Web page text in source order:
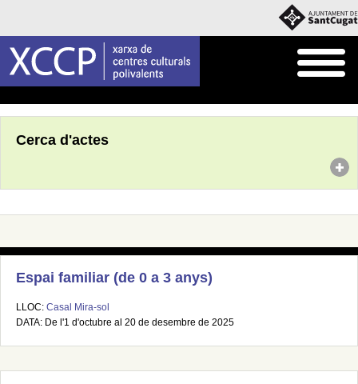
Cerca d'actes
Espai familiar (de 0 a 3 anys)
LLOC: Casal Mira-sol
DATA: De l'1 d'octubre al 20 de desembre de 2025